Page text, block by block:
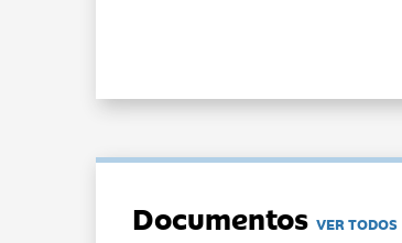
DocumentosVER TODOS